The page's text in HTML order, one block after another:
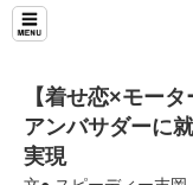
【着せ恋×モー
アンバサダーに
実現